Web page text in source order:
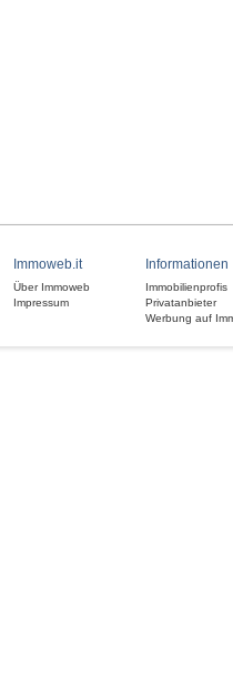
Immoweb.it
Über Immoweb
Impressum
Informationen
Immobilienprofis
Privatanbieter
Werbung auf